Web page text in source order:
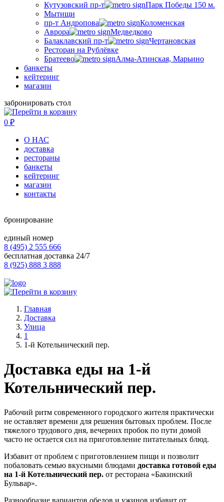
Кутузовский пр-т
Парк Победы 150 м.
Мытищи
пр-т Андропова
Коломенская
Аврора
Медведково
Балаклавский пр-т
Чертановская
Ресторан на Рублёвке
Братеево
Алма-Атинская, Марьино
банкеты
кейтеринг
магазин
забронировать стол
0 ₽
О НАС
доставка
рестораны
банкеты
кейтеринг
магазин
контакты
бронирование
единый номер
8 (495) 2 555 666
бесплатная доставка 24/7
8 (925) 888 3 888
Главная
Доставка
Улица
1
1-й Котельнический пер.
Доставка еды на 1-й
Котельнический пер.
Рабочий ритм современного городского жителя практически
не оставляет времени для решения бытовых проблем. После
тяжелого трудового дня, вечерних пробок по пути домой
часто не остается сил на приготовление питательных блюд.
Избавит от проблем с приготовлением пищи и позволит
побаловать семью вкусными блюдами доставка готовой еды
на 1-й Котельнический пер. от ресторана «Бакинский
Бульвар».
Разнообразие вариантов обедов и ужинов избавит от